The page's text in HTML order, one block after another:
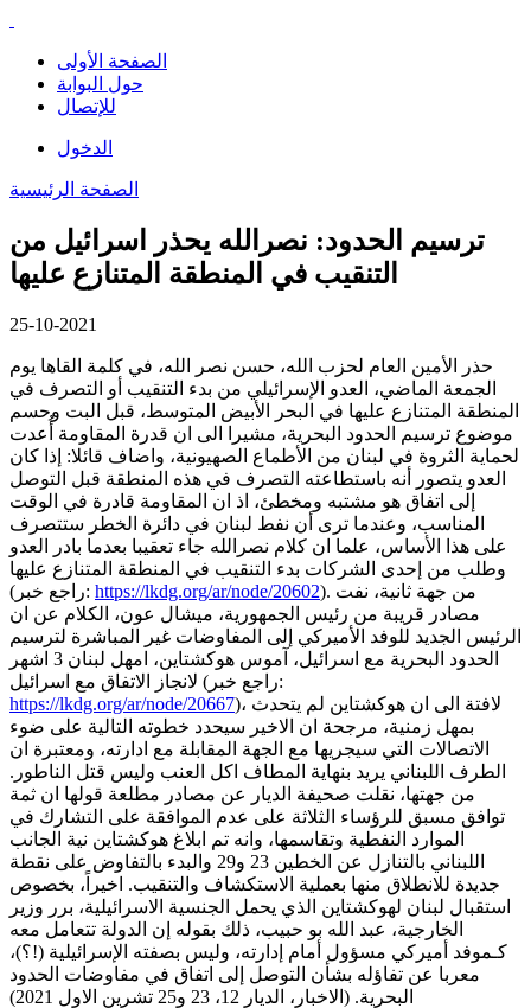
الصفحة الأولى
حول البوابة
للإتصال
الدخول
الصفحة الرئيسية
ترسيم الحدود: نصرالله يحذر اسرائيل من
التنقيب في المنطقة المتنازع عليها
25-10-2021
حذر الأمين العام لحزب الله، حسن نصر الله، في كلمة القاها يوم
الجمعة الماضي، العدو الإسرائيلي من بدء التنقيب أو التصرف في
المنطقة المتنازع عليها في البحر الأبيض المتوسط، قبل البت وحسم
موضوع ترسيم الحدود البحرية، مشيرا الى ان قدرة المقاومة أُعدت
لحماية الثروة في لبنان من الأطماع الصهيونية، واضاف قائلا: إذا كان
العدو يتصور أنه باستطاعته التصرف في هذه المنطقة قبل التوصل
إلى اتفاق هو مشتبه ومخطئ، اذ ان المقاومة قادرة في الوقت
المناسب، وعندما ترى أن نفط لبنان في دائرة الخطر ستتصرف
على هذا الأساس، علما ان كلام نصرالله جاء تعقيبا بعدما بادر العدو
وطلب من إحدى الشركات بدء التنقيب في المنطقة المتنازع عليها
(راجع خبر: https://lkdg.org/ar/node/20602). من جهة ثانية، نفت
مصادر قريبة من رئيس الجمهورية، ميشال عون، الكلام عن ان
الرئيس الجديد للوفد الأميركي إلى المفاوضات غير المباشرة لترسيم
الحدود البحرية مع اسرائيل، آموس هوكشتاين، امهل لبنان 3 اشهر
لانجاز الاتفاق مع اسرائيل (راجع خبر:
https://lkdg.org/ar/node/20667)، لافتة الى ان هوكشتاين لم يتحدث
بمهل زمنية، مرجحة ان الاخير سيحدد خطوته التالية على ضوء
الاتصالات التي سيجريها مع الجهة المقابلة مع ادارته، ومعتبرة ان
الطرف اللبناني يريد بنهاية المطاف اكل العنب وليس قتل الناطور.
من جهتها، نقلت صحيفة الديار عن مصادر مطلعة قولها ان ثمة
توافق مسبق للرؤساء الثلاثة على عدم الموافقة على التشارك في
الموارد النفطية وتقاسمها، وانه تم ابلاغ هوكشتاين نية الجانب
اللبناني بالتنازل عن الخطين 23 و29 والبدء بالتفاوض على نقطة
جديدة للانطلاق منها بعملية الاستكشاف والتنقيب. اخيراً، بخصوص
استقبال لبنان لهوكشتاين الذي يحمل الجنسية الاسرائيلية، برر وزير
الخارجية، عبد الله بو حبيب، ذلك بقوله إن الدولة تتعامل معه
كـموفد أميركي مسؤول أمام إدارته، وليس بصفته الإسرائيلية (!؟)،
معربا عن تفاؤله بشأن التوصل إلى اتفاق في مفاوضات الحدود
البحرية. (الاخبار، الديار 12، 23 و25 تشرين الاول 2021)